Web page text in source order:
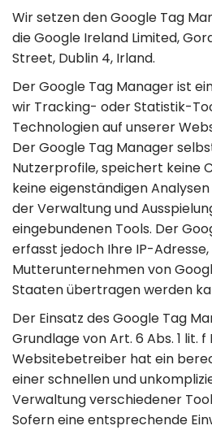
Wir setzen den Google Tag
die Google Ireland Limited,
Street, Dublin 4, Irland.
Der Google Tag Manager ist
wir Tracking- oder Statistik-
Technologien auf unserer
Der Google Tag Manager
Nutzerprofile, speichert keine
keine eigenständigen
der Verwaltung und
eingebundenen Tools. Der
erfasst jedoch Ihre IP-Adresse,
Mutterunternehmen von
Staaten übertragen werden
Der Einsatz des Google Tag
Grundlage von Art. 6 Abs. 1 lit. f
Websitebetreiber hat ein
einer schnellen und
Verwaltung verschiedener
Sofern eine entsprechende